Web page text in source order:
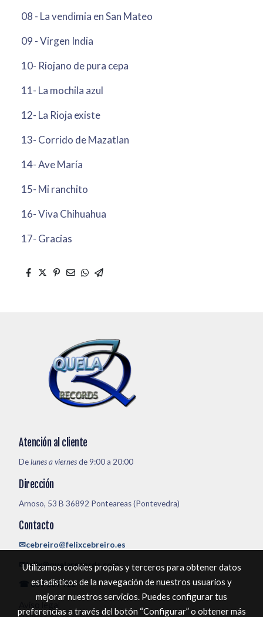
08 - La vendimia en San Mateo
09 - Virgen India
10- Riojano de pura cepa
11- La mochila azul
12- La Rioja existe
13- Corrido de Mazatlan
14- Ave María
15- Mi ranchito
16- Viva Chihuahua
17- Gracias
Atención al cliente
Delunes a viernesde 9:00 a 20:00
Dirección
Arnoso, 53 B 36892 Ponteareas (Pontevedra)
Contacto
✉cebreiro@felixcebreiro.es
✉felix@quelarecords.com
☎ 609 609 922
Aviso legal
Utilizamos cookies propias y terceros para obtener datos
estadísticos de la navegación de nuestros usuarios y
mejorar nuestros servicios. Puedes configurar tus
preferencias a través del botón “Configurar” o obtener más